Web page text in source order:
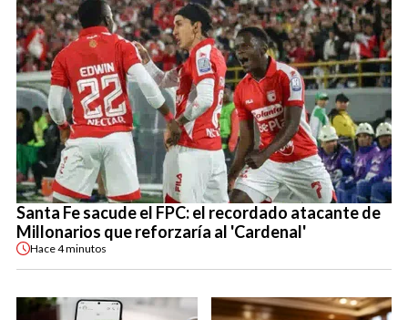
Santa Fe sacude el FPC: el recordado atacante de
Millonarios que reforzaría al 'Cardenal'
Hace4 minutos